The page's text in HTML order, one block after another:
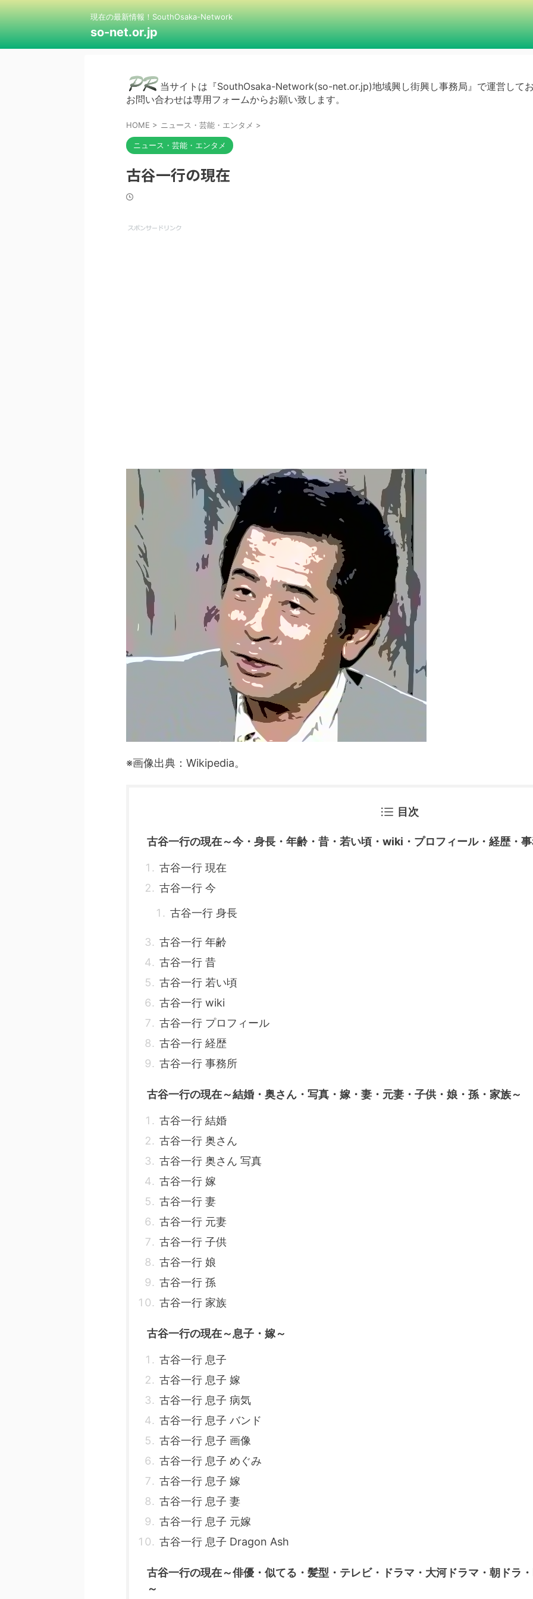
現在の最新情報！SouthOsaka-Network
so-net.or.jp
当サイトは『SouthOsaka-Network(so-net.or.jp)地域興し街興し事務局』で運営して
お問い合わせは専用フォームからお願い致します。
HOME > ニュース・芸能・エンタメ >
ニュース・芸能・エンタメ
古谷一行の現在
※画像出典：Wikipedia。
目次
古谷一行の現在～今・身長・年齢・昔・若い頃・wiki・プロフィール・経歴・
古谷一行 現在
古谷一行 今
古谷一行 身長
古谷一行 年齢
古谷一行 昔
古谷一行 若い頃
古谷一行 wiki
古谷一行 プロフィール
古谷一行 経歴
古谷一行 事務所
古谷一行の現在～結婚・奥さん・写真・嫁・妻・元妻・子供・娘・孫・家族～
古谷一行 結婚
古谷一行 奥さん
古谷一行 奥さん 写真
古谷一行 嫁
古谷一行 妻
古谷一行 元妻
古谷一行 子供
古谷一行 娘
古谷一行 孫
古谷一行 家族
古谷一行の現在～息子・嫁～
古谷一行 息子
古谷一行 息子 嫁
古谷一行 息子 病気
古谷一行 息子 バンド
古谷一行 息子 画像
古谷一行 息子 めぐみ
古谷一行 息子 嫁
古谷一行 息子 妻
古谷一行 息子 元嫁
古谷一行 息子 Dragon Ash
古谷一行の現在～俳優・似てる・髪型・テレビ・ドラマ・大河ドラマ・朝ドラ
～